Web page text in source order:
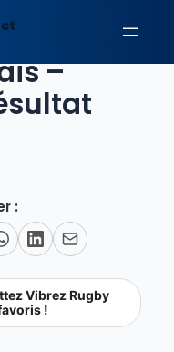
–
:
Vibrez Rugby
!